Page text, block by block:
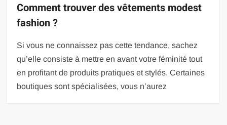
Comment trouver des vêtements modest
fashion ?
Si vous ne connaissez pas cette tendance, sachez
qu’elle consiste à mettre en avant votre féminité tout
en profitant de produits pratiques et stylés. Certaines
boutiques sont spécialisées, vous n’aurez